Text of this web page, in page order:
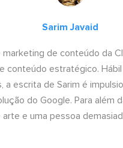
Sarim Javaid
de conteúdo da
conteúdo estratégico.
a escrita de Sarim é
do Google. Para além
arte e uma pessoa